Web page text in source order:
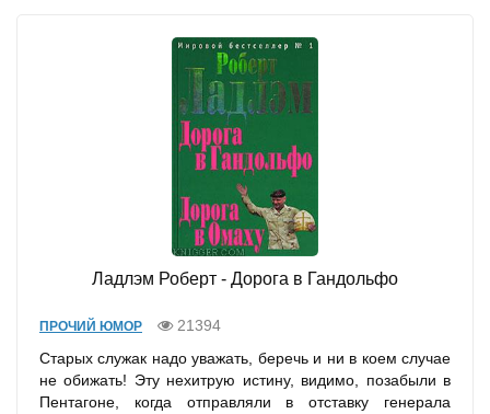
Ладлэм Роберт - Дорога в Гандольфо
ПРОЧИЙ ЮМОР
21394
Старых служак надо уважать, беречь и ни в коем случае
не обижать! Эту нехитрую истину, видимо, позабыли в
Пентагоне, когда отправляли в отставку генерала